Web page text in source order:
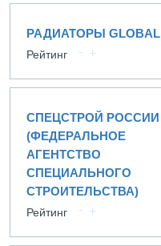
РАДИАТОРЫ GLOBAL
Рейтинг
СПЕЦСТРОЙ РОССИИ
(ФЕДЕРАЛЬНОЕ
АГЕНТСТВО
СПЕЦИАЛЬНОГО
СТРОИТЕЛЬСТВА)
Рейтинг